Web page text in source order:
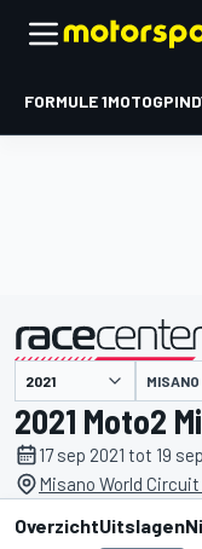
FORMULE 1MOTOGP
gepresenteerd door MISANO
2021 Moto2
17 sep 2021 tot 19
Misano World
OverzichtUitslagen